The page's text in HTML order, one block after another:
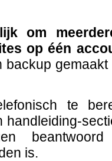
om
op één
backup
te
handleiding-
is.